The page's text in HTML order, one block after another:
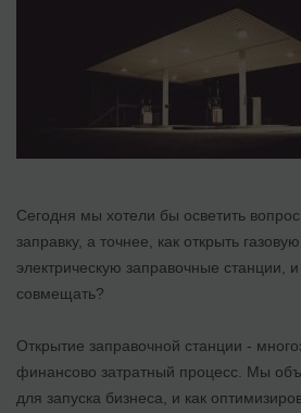
Сегодня мы хотели бы осветить
заправку, а точнее, как открыть
электрическую заправочные станции,
совмещать?
Открытие заправочной станции -
финансово затратный процесс. Мы
для запуска бизнеса, и как